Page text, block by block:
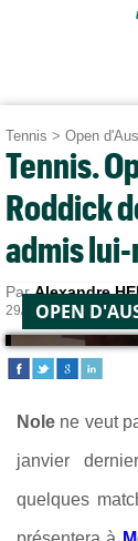
Tennis > Open
Tennis.
Roddick
admis
ParAlexandre
29/12/2025 à 08:25.
OPEN
Nole ne veut
janvier
quelques